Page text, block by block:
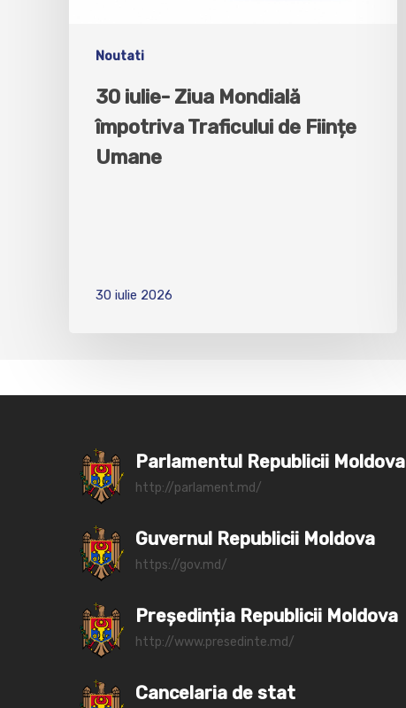
Noutati
30 iulie- Ziua Mondială
împotriva Traficului de Ființe
Umane
30 iulie 2026
Parlamentul Republicii Moldova
http://parlament.md/
Guvernul Republicii Moldova
https://gov.md/
Președinția Republicii Moldova
http://www.presedinte.md/
Cancelaria de stat